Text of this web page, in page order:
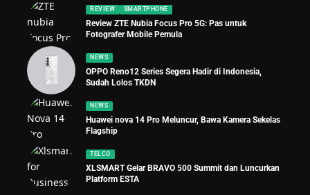
REVIEW SMARTPHONE
Review ZTE Nubia Focus Pro 5G: Pas untuk
Fotografer Mobile Pemula
NEWS
OPPO Reno12 Series Segera Hadir di Indonesia,
Sudah Lolos TKDN
NEWS
Huawei nova 14 Pro Meluncur, Bawa Kamera Sekelas
Flagship
TELCO
XLSMART Gelar BRAVO 500 Summit dan Luncurkan
Platform ESTA